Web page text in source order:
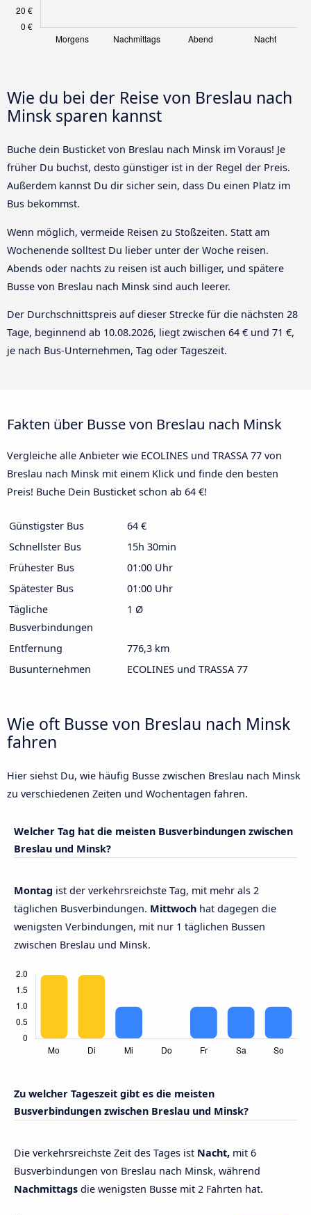
Wie du bei der Reise von Breslau nach
Minsk sparen kannst
Buche dein Busticket von Breslau nach Minsk im Voraus! Je
früher Du buchst, desto günstiger ist in der Regel der Preis.
Außerdem kannst Du dir sicher sein, dass Du einen Platz im
Bus bekommst.
Wenn möglich, vermeide Reisen zu Stoßzeiten. Statt am
Wochenende solltest Du lieber unter der Woche reisen.
Abends oder nachts zu reisen ist auch billiger, und spätere
Busse von Breslau nach Minsk sind auch leerer.
Der Durchschnittspreis auf dieser Strecke für die nächsten 28
Tage, beginnend ab 10.08.2026, liegt zwischen 64 € und 71 €,
je nach Bus-Unternehmen, Tag oder Tageszeit.
Fakten über Busse von Breslau nach Minsk
Vergleiche alle Anbieter wie ECOLINES und TRASSA 77 von
Breslau nach Minsk mit einem Klick und finde den besten
Preis! Buche Dein Busticket schon ab 64 €!
Günstigster Bus
64 €
Schnellster Bus
15h 30min
Frühester Bus
01:00 Uhr
Spätester Bus
01:00 Uhr
Tägliche
Busverbindungen
1 Ø
Entfernung
776,3 km
Busunternehmen
ECOLINES und TRASSA 77
Wie oft Busse von Breslau nach Minsk
fahren
Hier siehst Du, wie häufig Busse zwischen Breslau nach Minsk
zu verschiedenen Zeiten und Wochentagen fahren.
Welcher Tag hat die meisten Busverbindungen zwischen
Breslau und Minsk?
Montag ist der verkehrsreichste Tag, mit mehr als 2
täglichen Busverbindungen. Mittwoch hat dagegen die
wenigsten Verbindungen, mit nur 1 täglichen Bussen
zwischen Breslau und Minsk.
Zu welcher Tageszeit gibt es die meisten
Busverbindungen zwischen Breslau und Minsk?
Die verkehrsreichste Zeit des Tages ist Nacht, mit 6
Busverbindungen von Breslau nach Minsk, während
Nachmittags die wenigsten Busse mit 2 Fahrten hat.